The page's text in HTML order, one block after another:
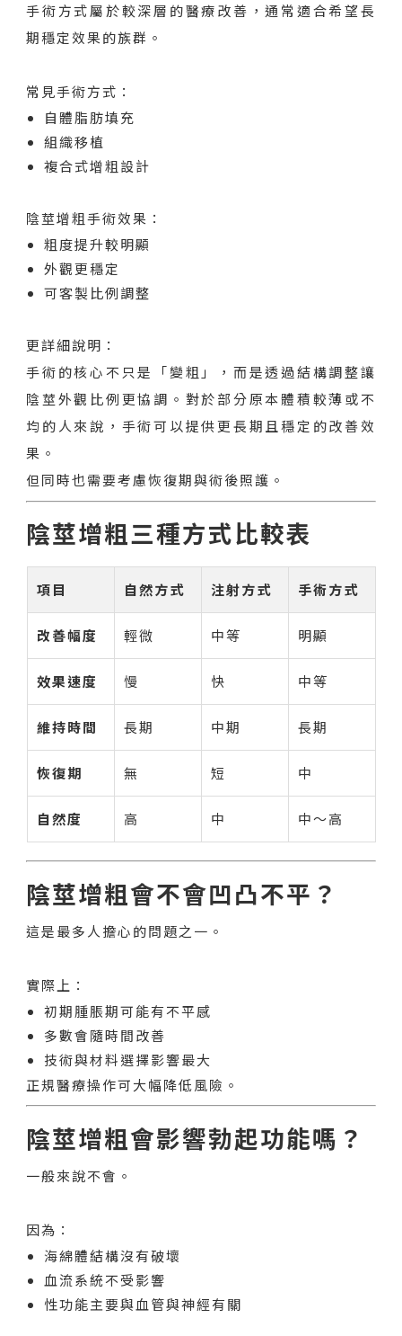
手術方式屬於較深層的醫療改善，通常適合希望長
期穩定效果的族群。
常見手術方式：
自體脂肪填充
組織移植
複合式增粗設計
陰莖增粗手術效果：
粗度提升較明顯
外觀更穩定
可客製比例調整
更詳細說明：
手術的核心不只是「變粗」，而是透過結構調整讓
陰莖外觀比例更協調。對於部分原本體積較薄或不
均的人來說，手術可以提供更長期且穩定的改善效
果。
但同時也需要考慮恢復期與術後照護。
陰莖增粗三種方式比較表
項目 自然方式 注射方式 手術方式
改善幅度 輕微 中等 明顯
效果速度 慢 快 中等
維持時間 長期 中期 長期
恢復期 無 短 中
自然度 高 中 中～高
陰莖增粗會不會凹凸不平？
這是最多人擔心的問題之一。
實際上：
初期腫脹期可能有不平感
多數會隨時間改善
技術與材料選擇影響最大
正規醫療操作可大幅降低風險。
陰莖增粗會影響勃起功能嗎？
一般來說不會。
因為：
海綿體結構沒有破壞
血流系統不受影響
性功能主要與血管與神經有關